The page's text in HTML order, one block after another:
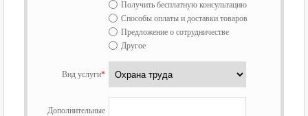
Получить бесплатную консультацию
Способы оплаты и доставки товаров
Предложение о сотрудничестве
Другое
Вид услуги*
Дополнительные